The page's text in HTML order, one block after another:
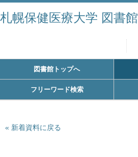
札幌保健医療大学 図書館
図書館トップへ
フリーワード検索
新着資料に戻る